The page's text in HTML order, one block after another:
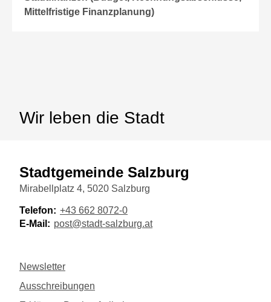
Mittelfristige Finanzplanung)
Wir leben die Stadt
Stadtgemeinde Salzburg
Mirabellplatz 4, 5020 Salzburg
Telefon: +43 662 8072-0
E-Mail: post@stadt-salzburg.at
Newsletter
Ausschreibungen